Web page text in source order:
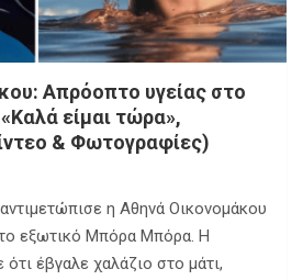
Απρόοπτο υγείας στο
είμαι τώρα»,
& Φωτογραφίες)
η Αθηνά Οικονομάκου
εξωτικό Μπόρα Μπόρα. Η
έβγαλε χαλάζιο στο μάτι,